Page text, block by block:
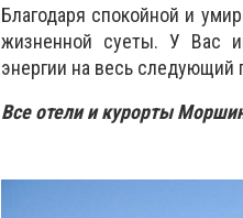
Благодаря спокойной и
жизненной суеты. У Вас
энергии на весь следующий
Все отели и курорты